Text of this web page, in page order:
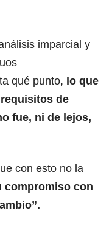
imparcial y
qué punto, lo que
de
fue, ni de lejos,
con esto no la
compromiso con